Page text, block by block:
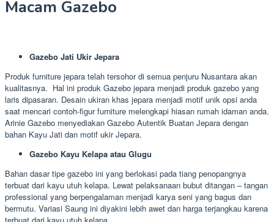
Macam Gazebo
Gazebo Jati Ukir Jepara
Produk furniture jepara telah tersohor di semua penjuru Nusantara akan
kualitasnya. Hal ini produk Gazebo jepara menjadi produk gazebo yang
laris dipasaran. Desain ukiran khas jepara menjadi motif unik opsi anda
saat mencari contoh-figur furniture melengkapi hiasan rumah idaman anda.
Arinie Gazebo menyediakan Gazebo Autentik Buatan Jepara dengan
bahan Kayu Jati dan motif ukir Jepara.
Gazebo Kayu Kelapa atau Glugu
Bahan dasar tipe gazebo ini yang berlokasi pada tiang penopangnya
terbuat dari kayu utuh kelapa. Lewat pelaksanaan bubut ditangan – tangan
professional yang berpengalaman menjadi karya seni yang bagus dan
bermutu. Variasi Saung ini diyakini lebih awet dan harga terjangkau karena